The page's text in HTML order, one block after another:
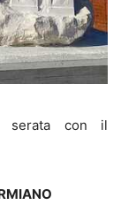
serata con il